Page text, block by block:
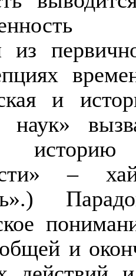
из
и
наук»
–
и